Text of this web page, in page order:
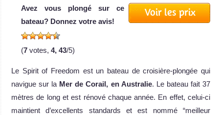
Voir les prix
Avez vous plongé sur ce
bateau? Donnez votre avis!
(7 votes, 4, 43/5)
Le Spirit of Freedom est un bateau de croisière-plongée qui
navigue sur la Mer de Corail, en Australie. Le bateau fait 37
mètres de long et est rénové chaque année. En effet, celui-ci
maintient d’excellents standards et est nommé “meilleur